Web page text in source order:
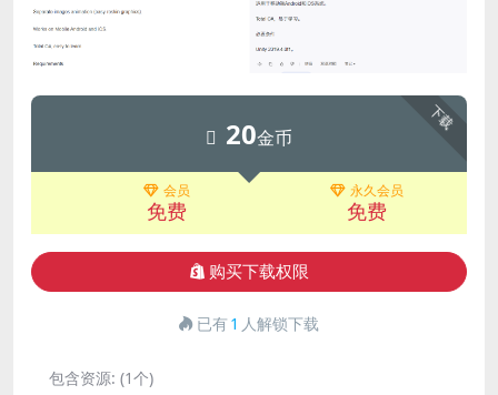
下载
20金币
会员
免费
永久会员
免费
购买下载权限
已有1 人解锁下载
包含资源: (1个)